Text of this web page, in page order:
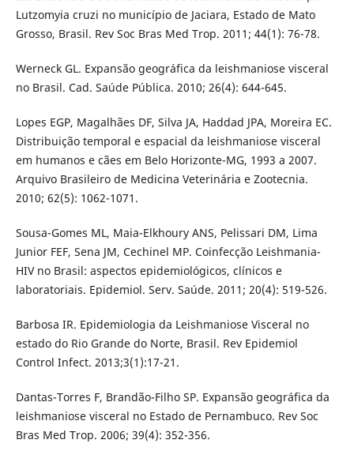
Lutzomyia cruzi no município de Jaciara, Estado de Mato
Grosso, Brasil. Rev Soc Bras Med Trop. 2011; 44(1): 76-78.
Werneck GL. Expansão geográfica da leishmaniose visceral
no Brasil. Cad. Saúde Pública. 2010; 26(4): 644-645.
Lopes EGP, Magalhães DF, Silva JA, Haddad JPA, Moreira EC.
Distribuição temporal e espacial da leishmaniose visceral
em humanos e cães em Belo Horizonte-MG, 1993 a 2007.
Arquivo Brasileiro de Medicina Veterinária e Zootecnia.
2010; 62(5): 1062-1071.
Sousa-Gomes ML, Maia-Elkhoury ANS, Pelissari DM, Lima
Junior FEF, Sena JM, Cechinel MP. Coinfecção Leishmania-
HIV no Brasil: aspectos epidemiológicos, clínicos e
laboratoriais. Epidemiol. Serv. Saúde. 2011; 20(4): 519-526.
Barbosa IR. Epidemiologia da Leishmaniose Visceral no
estado do Rio Grande do Norte, Brasil. Rev Epidemiol
Control Infect. 2013;3(1):17-21.
Dantas-Torres F, Brandão-Filho SP. Expansão geográfica da
leishmaniose visceral no Estado de Pernambuco. Rev Soc
Bras Med Trop. 2006; 39(4): 352-356.